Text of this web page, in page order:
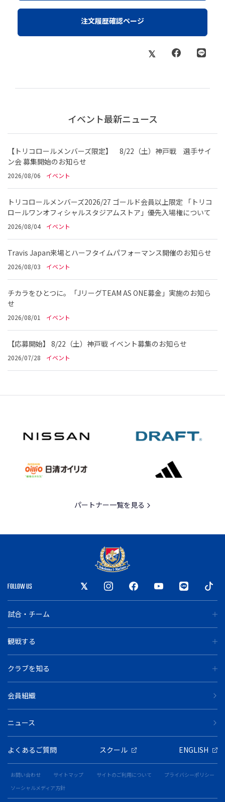
注文履歴確認ページ
イベント最新ニュース
【トリコロールメンバーズ限定】 8/22（土）神戸戦 選手サイ
ン会 募集開始のお知らせ
2026/08/06 イベント
トリコロールメンバーズ2026/27 ゴールド会員以上限定 「トリコ
ロールワンオフィシャルスタジアムストア」優先入場権について
2026/08/04 イベント
Travis Japan来場とハーフタイムパフォーマンス開催のお知らせ
2026/08/03 イベント
チカラをひとつに。「JリーグTEAM AS ONE募金」実施のお知ら
せ
2026/08/01 イベント
【応募開始】 8/22（土）神戸戦 イベント募集のお知らせ
2026/07/28 イベント
パートナー一覧を見る
FOLLOW US
試合・チーム
観戦する
クラブを知る
会員組織
ニュース
よくあるご質問 スクール ENGLISH
お問い合わせ サイトマップ サイトのご利用について
プライバシーポリシー
ソーシャルメディア方針